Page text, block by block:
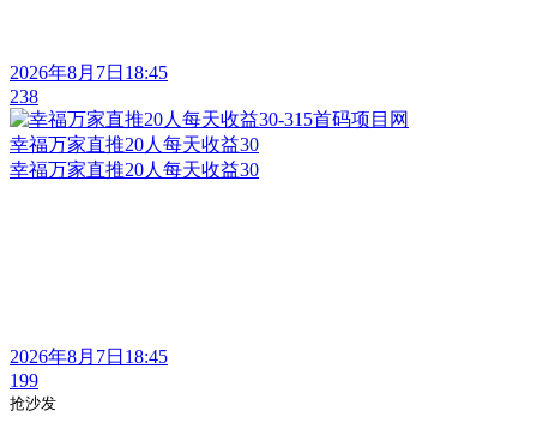
2026年8月7日18:45
238
幸福万家直推20人每天收益30
幸福万家直推20人每天收益30
2026年8月7日18:45
199
抢沙发